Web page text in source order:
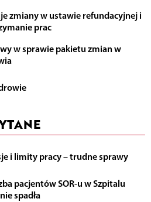
zmiany w ustawie refundacyjnej i
prac
w sprawie pakietu zmian w
i limity pracy – trudne sprawy
pacjentów SOR-u w Szpitalu
spadła